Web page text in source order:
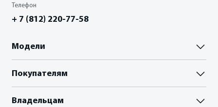
Телефон
+ 7 (812) 220-77-58
Модели
Палассо
Покупателям
Пройти тест-драйв
Владельцам